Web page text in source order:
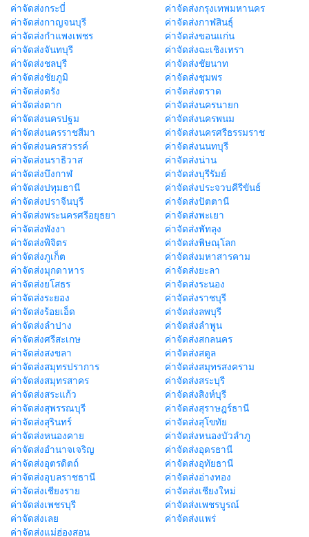
ค่าจัดส่งกระบี่
ค่าจัดส่งกรุงเทพมหานคร
ค่าจัดส่งกาญจนบุรี
ค่าจัดส่งกาฬสินธุ์
ค่าจัดส่งกำแพงเพชร
ค่าจัดส่งขอนแก่น
ค่าจัดส่งจันทบุรี
ค่าจัดส่งฉะเชิงเทรา
ค่าจัดส่งชลบุรี
ค่าจัดส่งชัยนาท
ค่าจัดส่งชัยภูมิ
ค่าจัดส่งชุมพร
ค่าจัดส่งตรัง
ค่าจัดส่งตราด
ค่าจัดส่งตาก
ค่าจัดส่งนครนายก
ค่าจัดส่งนครปฐม
ค่าจัดส่งนครพนม
ค่าจัดส่งนครราชสีมา
ค่าจัดส่งนครศรีธรรมราช
ค่าจัดส่งนครสวรรค์
ค่าจัดส่งนนทบุรี
ค่าจัดส่งนราธิวาส
ค่าจัดส่งน่าน
ค่าจัดส่งบึงกาฬ
ค่าจัดส่งบุรีรัมย์
ค่าจัดส่งปทุมธานี
ค่าจัดส่งประจวบคีรีขันธ์
ค่าจัดส่งปราจีนบุรี
ค่าจัดส่งปัตตานี
ค่าจัดส่งพระนครศรีอยุธยา
ค่าจัดส่งพะเยา
ค่าจัดส่งพังงา
ค่าจัดส่งพัทลุง
ค่าจัดส่งพิจิตร
ค่าจัดส่งพิษณุโลก
ค่าจัดส่งภูเก็ต
ค่าจัดส่งมหาสารคาม
ค่าจัดส่งมุกดาหาร
ค่าจัดส่งยะลา
ค่าจัดส่งยโสธร
ค่าจัดส่งระนอง
ค่าจัดส่งระยอง
ค่าจัดส่งราชบุรี
ค่าจัดส่งร้อยเอ็ด
ค่าจัดส่งลพบุรี
ค่าจัดส่งลำปาง
ค่าจัดส่งลำพูน
ค่าจัดส่งศรีสะเกษ
ค่าจัดส่งสกลนคร
ค่าจัดส่งสงขลา
ค่าจัดส่งสตูล
ค่าจัดส่งสมุทรปราการ
ค่าจัดส่งสมุทรสงคราม
ค่าจัดส่งสมุทรสาคร
ค่าจัดส่งสระบุรี
ค่าจัดส่งสระแก้ว
ค่าจัดส่งสิงห์บุรี
ค่าจัดส่งสุพรรณบุรี
ค่าจัดส่งสุราษฎร์ธานี
ค่าจัดส่งสุรินทร์
ค่าจัดส่งสุโขทัย
ค่าจัดส่งหนองคาย
ค่าจัดส่งหนองบัวลำภู
ค่าจัดส่งอำนาจเจริญ
ค่าจัดส่งอุดรธานี
ค่าจัดส่งอุตรดิตถ์
ค่าจัดส่งอุทัยธานี
ค่าจัดส่งอุบลราชธานี
ค่าจัดส่งอ่างทอง
ค่าจัดส่งเชียงราย
ค่าจัดส่งเชียงใหม่
ค่าจัดส่งเพชรบุรี
ค่าจัดส่งเพชรบูรณ์
ค่าจัดส่งเลย
ค่าจัดส่งแพร่
ค่าจัดส่งแม่ฮ่องสอน